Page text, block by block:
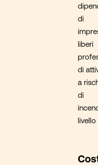
di
liberi
di
a
di
livello